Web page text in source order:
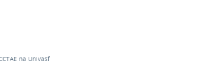
na Univasf